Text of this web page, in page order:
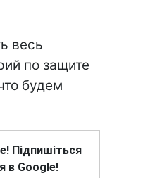
весь
по защите
будем
Підпишіться
в Google!